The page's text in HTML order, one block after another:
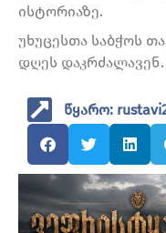
ისტორიაზე.
უხუცესთა საბჭოს
დღეს დაკრძალავენ.
წყარო: